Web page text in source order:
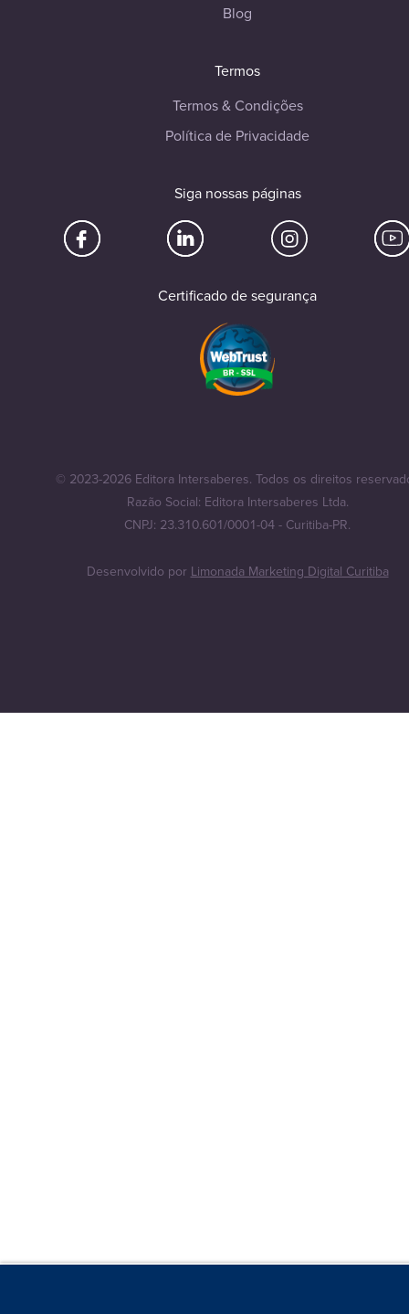
Blog
Termos
Termos & Condições
Política de Privacidade
Siga nossas páginas
Certificado de segurança
© 2023-2026 Editora Intersaberes. Todos os direitos
Razão Social: Editora Intersaberes Ltda.
CNPJ: 23.310.601/0001-04 - Curitiba-PR.
Desenvolvido por Limonada Marketing Digital Curitiba